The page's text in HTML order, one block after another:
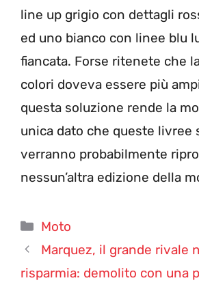
line up grigio con dettagli
ed uno bianco con linee blu
fiancata. Forse ritenete che
colori doveva essere più
questa soluzione rende la
unica dato che queste livree
verranno probabilmente
nessun’altra edizione della
Categorie
Moto
Marquez, il grande rivale
risparmia: demolito con una